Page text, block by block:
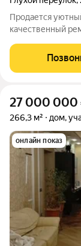
Продается
качественный
приятно
спальни,
27 000 000
266,3 м² дом,
онлайн показ